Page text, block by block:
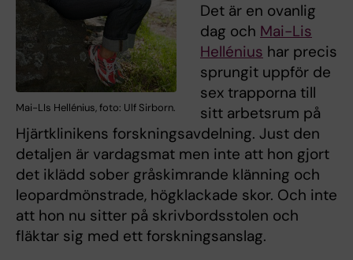
Mai-LIs Hellénius, foto: Ulf Sirborn.
Det är en ovanlig
dag och Mai-Lis
Hellénius har precis
sprungit uppför de
sex trapporna till
sitt arbetsrum på
Hjärtklinikens forskningsavdelning. Just den
detaljen är vardagsmat men inte att hon gjort
det iklädd sober gråskimrande klänning och
leopardmönstrade, högklackade skor. Och inte
att hon nu sitter på skrivbordsstolen och
fläktar sig med ett forskningsanslag.